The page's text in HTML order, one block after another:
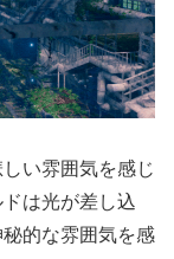
い雰囲気を感じ
は光が差し込
的な雰囲気を感